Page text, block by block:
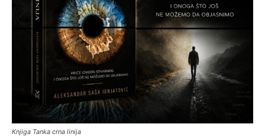
Knjiga Tanka crna linija